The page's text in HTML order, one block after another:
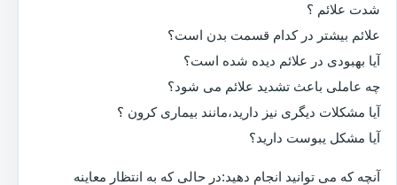
شدت علائم ؟
علائم بیشتر در کدام قسمت بدن است؟
آیا بهبودی در علائم دیده شده است؟
چه عاملی باعث تشدید علائم می شود؟
آیا مشکلات دیگری نیز دارید،مانند بیماری کرون ؟
آیا مشکل یبوست دارید؟
آنچه که می توانید انجام دهید:در حالی که به انتظار معاینه